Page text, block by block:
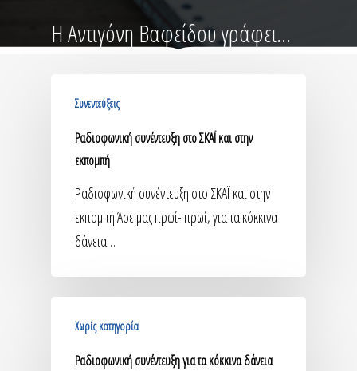
Η Αντιγόνη Βαφείδου γράφει...
Συνεντεύξεις
Ραδιοφωνική συνέντευξη στο ΣΚΑΪ και στην
εκπομπή
Ραδιοφωνική συνέντευξη στο ΣΚΑΪ και στην
εκπομπή Άσε μας πρωί- πρωί, για τα κόκκινα
δάνεια…
Χωρίς κατηγορία
Ραδιοφωνική συνέντευξη για τα κόκκινα δάνεια